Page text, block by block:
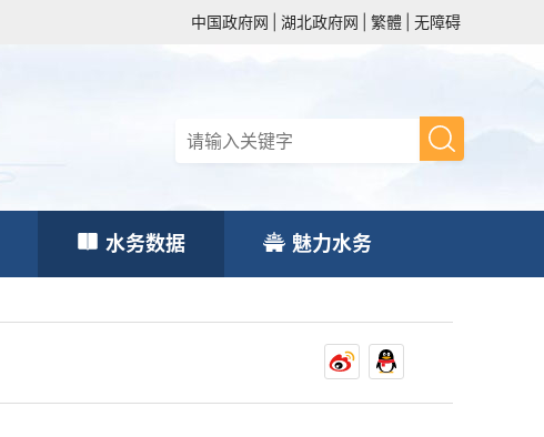
中国政府网 湖北政府网 繁體 无障碍
水务数据 魅力水务